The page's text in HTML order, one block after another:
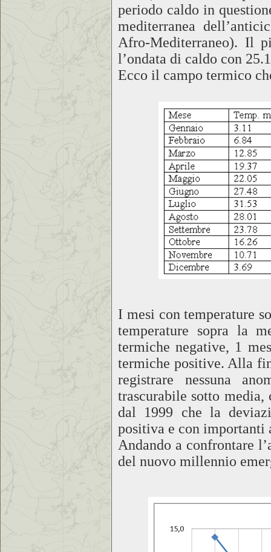
periodo caldo in
mediterranea
Afro-Mediterraneo). Il
l’ondata di caldo con
Ecco il campo termico
I mesi con temperature
temperature sopra la
termiche negative, 1
termiche positive. Alla
registrare nessuna
trascurabile sotto
dal 1999 che la
positiva e con importanti
Andando a confrontare
del nuovo millennio